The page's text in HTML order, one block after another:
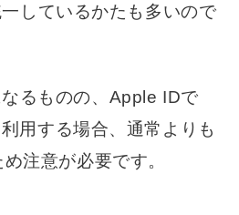
しているかたも多いので
るものの、Apple IDで
用する場合、通常よりも
注意が必要です。